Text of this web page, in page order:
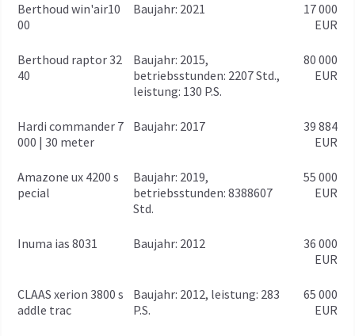
Berthoud win'air10
00
baujahr: 2021
17 000
EUR
Berthoud raptor 32
40
baujahr: 2015,
betriebsstunden: 2207 Std.,
leistung: 130 P.S.
80 000
EUR
Hardi commander 7
000 | 30 meter
baujahr: 2017
39 884
EUR
Amazone ux 4200 s
pecial
baujahr: 2019,
betriebsstunden: 8388607
Std.
55 000
EUR
Inuma ias 8031 baujahr: 2012
36 000
EUR
CLAAS xerion 3800 s
addle trac
baujahr: 2012, leistung: 283
P.S.
65 000
EUR